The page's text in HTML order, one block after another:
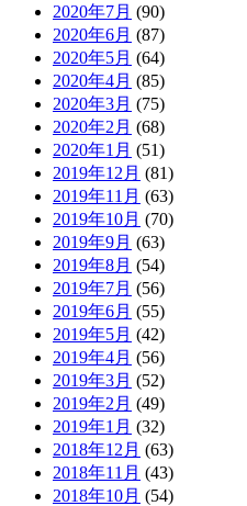
2020年7月 (90)
2020年6月 (87)
2020年5月 (64)
2020年4月 (85)
2020年3月 (75)
2020年2月 (68)
2020年1月 (51)
2019年12月 (81)
2019年11月 (63)
2019年10月 (70)
2019年9月 (63)
2019年8月 (54)
2019年7月 (56)
2019年6月 (55)
2019年5月 (42)
2019年4月 (56)
2019年3月 (52)
2019年2月 (49)
2019年1月 (32)
2018年12月 (63)
2018年11月 (43)
2018年10月 (54)